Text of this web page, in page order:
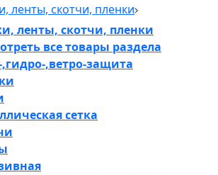
ленты, скотчи, пленки
ленты, скотчи, пленки
все товары раздела
,ветро-защита
сетка